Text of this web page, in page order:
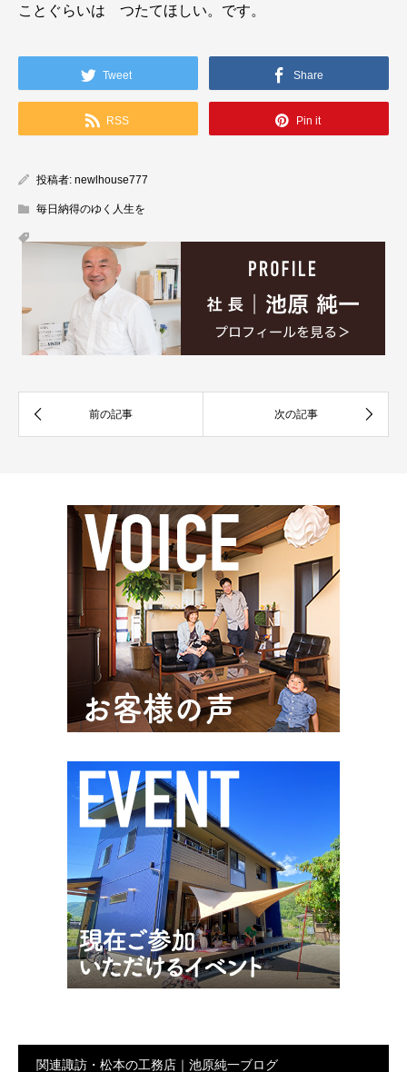
ことぐらいは つたてほしい。です。
Tweet Share
RSS Pin it
投稿者: newlhouse777
毎日納得のゆく人生を
関連諏訪・松本の工務店｜池原純一ブログ